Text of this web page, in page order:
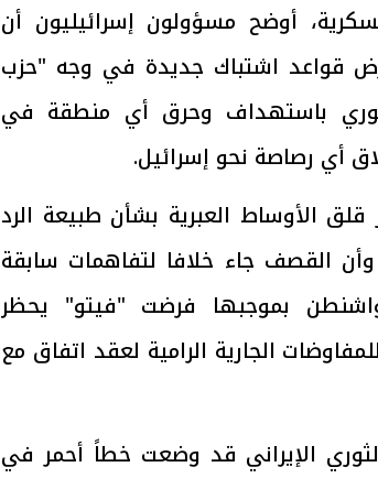
أوضح مسؤولون إسرائيليون أن
قواعد اشتباك جديدة في وجه "حزب
باستهداف وحرق أي منطقة في
أي رصاصة نحو إسرائيل.
قلق الأوساط العبرية بشأن طبيعة الرد
وأن القصف جاء خلافا لتفاهمات سابقة
بموجبها فرضت "فيتو" يحظر
الجارية الرامية لعقد اتفاق مع
الإيراني قد وضعت خطاً أحمر في